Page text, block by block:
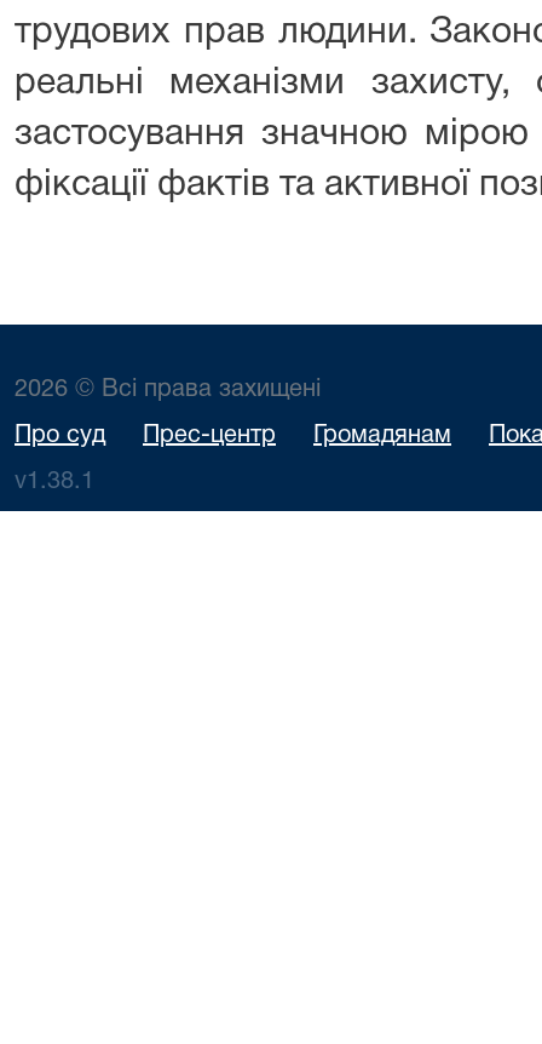
трудових прав людини.
реальні механізми захисту,
застосування значною мірою
фіксації фактів та активної
2026 © Всі права захищені
Про суд Прес-центр Громадянам
v1.38.1